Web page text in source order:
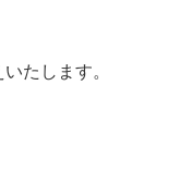
たします。